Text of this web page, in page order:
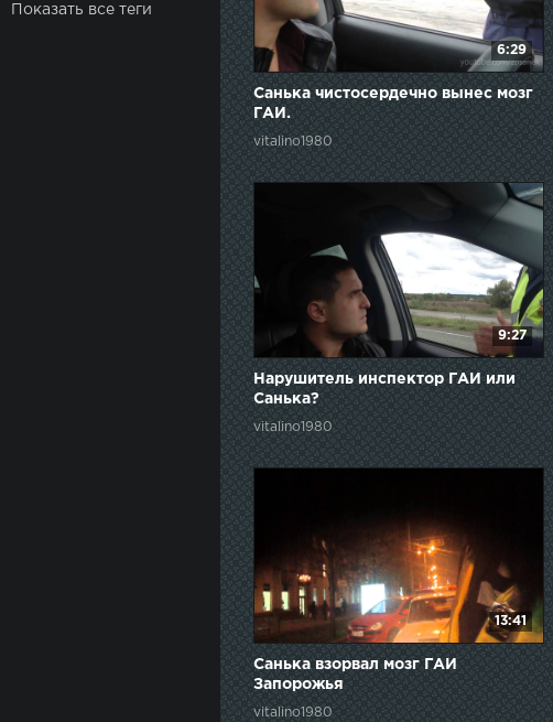
Показать все теги
6:29
Санька чистосердечно вынес мозг
ГАИ.
vitalino1980
9:27
Нарушитель инспектор ГАИ или
Санька?
vitalino1980
13:41
Санька взорвал мозг ГАИ
Запорожья
vitalino1980